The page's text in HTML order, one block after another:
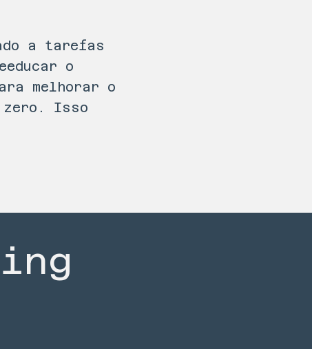
a tarefas
o
melhorar o
zero. Isso